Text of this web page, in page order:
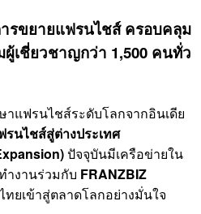
รขยายแฟรนไชส์ ครอบคลุม
ผู้เชี่ยวชาญกว่า 1,500 คนทั่ว
แฟรนไชส์ระดับโลกจากอินเดีย
รนไชส์สู่ต่างประเทศ
ปัจจุบันมีเครือข่ายใน
ำงานร่วมกับ FRANZBIZ
ทยเข้าสู่ตลาดโลกอย่างมั่นใจ